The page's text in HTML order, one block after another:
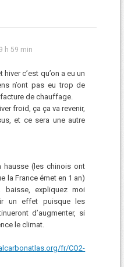
h 59 min
hiver c’est qu’on a eu un
n’ont pas eu trop de
de chauffage.
froid, ça ça va revenir,
et ce sera une autre
(les chinois ont
la France émet en 1 an)
expliquez moi
un effet puisque les
d’augmenter, si
le climat.
fr/CO2-